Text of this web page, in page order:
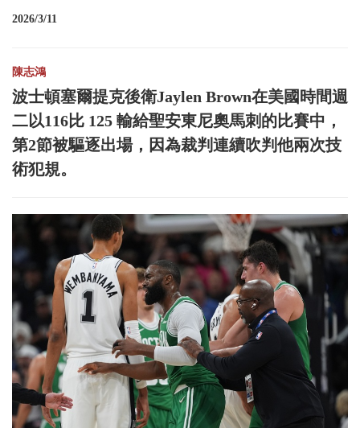
2026/3/11
陳志鴻
波士頓塞爾提克後衛Jaylen Brown在美國時間週
二以116比 125 輸給聖安東尼奧馬刺的比賽中，
第2節被驅逐出場，因為裁判連續吹判他兩次技
術犯規。